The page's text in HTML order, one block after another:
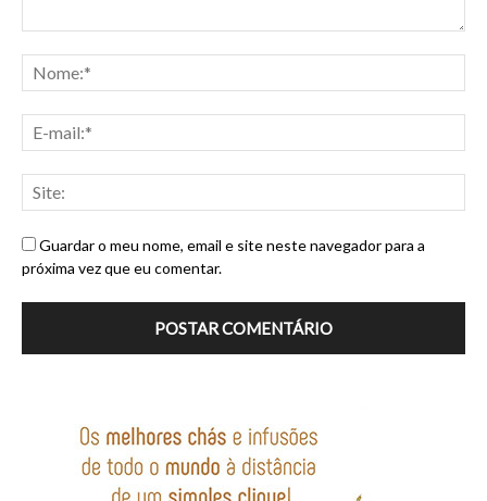
Guardar o meu nome, email e site neste navegador para a
próxima vez que eu comentar.